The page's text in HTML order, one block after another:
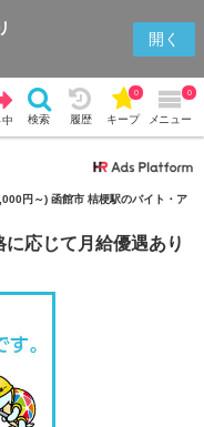
開く
中 検索 履歴 キープ
0
メニュー
0
履歴
円～) 函館市 桔梗駅のバイト・ア
応じて月給優遇あり